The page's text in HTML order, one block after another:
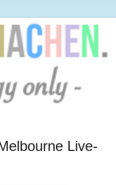
Live-